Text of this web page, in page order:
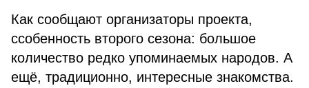
Как сообщают организаторы проекта,
ссобенность второго сезона: большое
количество редко упоминаемых народов. А
ещё, традиционно, интересные знакомства.